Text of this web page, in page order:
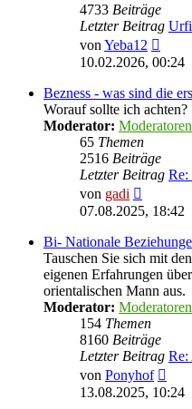
4733 Beiträge
Letzter Beitrag
von Yeba12
10.02.2026, 00:24
Bezness - was sind die
Worauf sollte ich achten?
Moderator: Moderatoren
65 Themen
2516 Beiträge
Letzter Beitrag Re:
von gadi
Beitrag
07.08.2025, 18:42
Bi- Nationale
Tauschen Sie sich mit
eigenen Erfahrungen
orientalischen Mann aus.
Moderator: Moderatoren
154 Themen
8160 Beiträge
Letzter Beitrag
von Ponyhof
13.08.2025, 10:24